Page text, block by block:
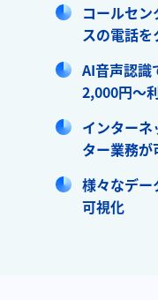
コールセ
スの電話
AI音声認識
2,000円～
インターネ
ター業務が
様々なデー
可視化